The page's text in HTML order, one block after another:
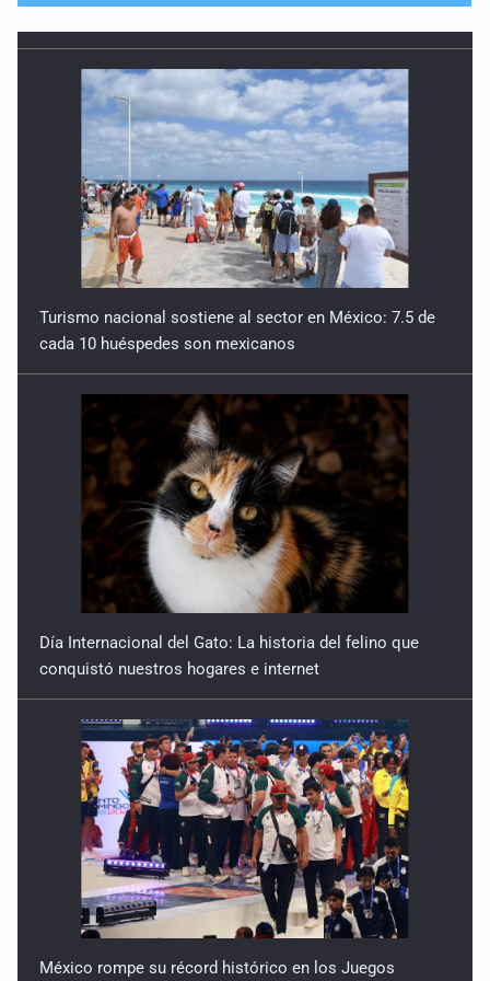
cada 10 huéspedes son mexicanos
conquistó nuestros hogares e internet
Centroamericanos